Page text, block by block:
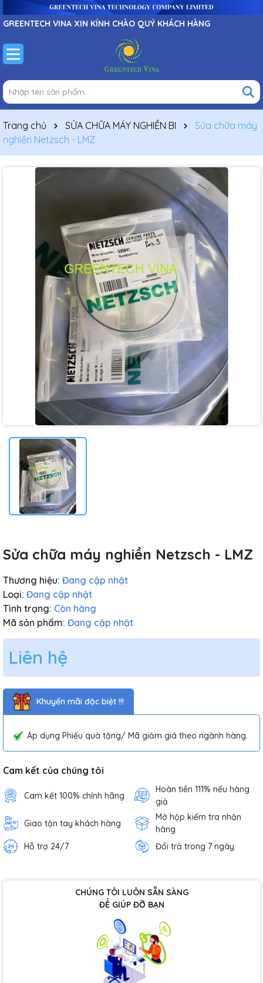
GREENTECH VINA XIN KÍNH CHÀO QUÝ KHÁCH HÀNG
Trang chủ SỬA CHỮA MÁY NGHIỀN BI
Sửa chữa máy
nghiền Netzsch - LMZ
Sửa chữa máy nghiền Netzsch - LMZ
Thương hiệu: Đang cập nhật
Loại: Đang cập nhật
Tình trạng: Còn hàng
Mã sản phẩm: Đang cập nhật
Liên hệ
Khuyến mãi đặc biệt !!!
Áp dụng Phiếu quà tặng/ Mã giảm giá theo ngành hàng.
Cam kết của chúng tôi
Cam kết 100% chính hãng
Hoàn tiền 111% nếu hàng
giả
Giao tận tay khách hàng
Mở hộp kiểm tra nhận
hàng
Hỗ trợ 24/7
Đổi trả trong 7 ngày
CHÚNG TÔI LUÔN SẴN SÀNG
ĐỂ GIÚP ĐỠ BẠN